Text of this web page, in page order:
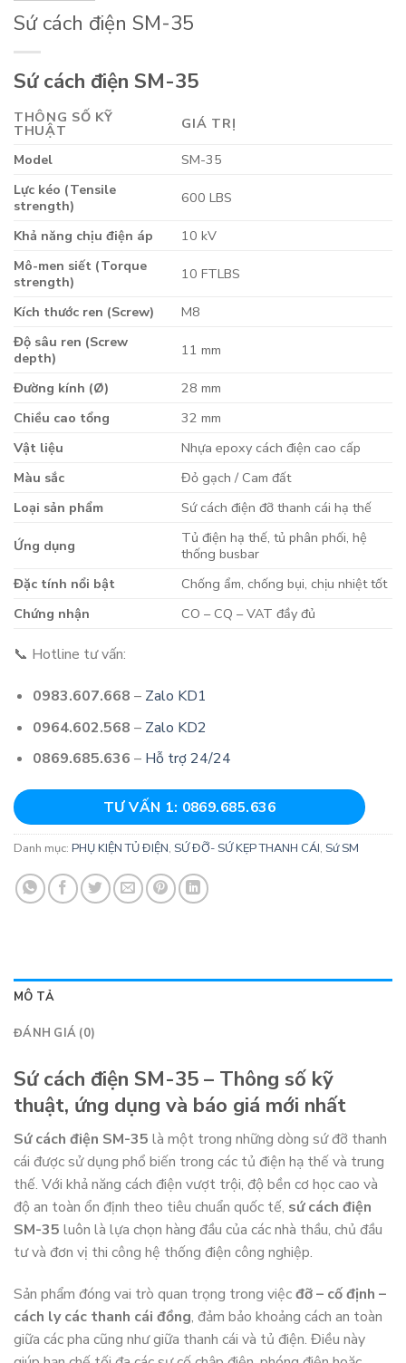
Sứ cách điện SM-35
Sứ cách điện SM-35
THÔNG SỐ KỸ
THUẬT
GIÁ TRỊ
Model
SM-35
Lực kéo (Tensile
strength)
600 LBS
Khả năng chịu điện áp
10 kV
Mô-men siết (Torque
strength)
10 FTLBS
Kích thước ren (Screw)
M8
Độ sâu ren (Screw
depth)
11 mm
Đường kính (Ø)
28 mm
Chiều cao tổng
32 mm
Vật liệu
Nhựa epoxy cách điện cao cấp
Màu sắc
Đỏ gạch / Cam đất
Loại sản phẩm
Sứ cách điện đỡ thanh cái hạ thế
Ứng dụng
Tủ điện hạ thế, tủ phân phối, hệ
thống busbar
Đặc tính nổi bật
Chống ẩm, chống bụi, chịu nhiệt tốt
Chứng nhận
CO – CQ – VAT đầy đủ
📞 Hotline tư vấn:
0983.607.668 – Zalo KD1
0964.602.568 – Zalo KD2
0869.685.636 – Hỗ trợ 24/24
TƯ VẤN 1: 0869.685.636
Danh mục: PHỤ KIỆN TỦ ĐIỆN, SỨ ĐỠ- SỨ KẸP THANH CÁI, Sứ SM
MÔ TẢ
ĐÁNH GIÁ (0)
Sứ cách điện SM-35 – Thông số kỹ
thuật, ứng dụng và báo giá mới nhất
Sứ cách điện SM-35 là một trong những dòng sứ đỡ thanh
cái được sử dụng phổ biến trong các tủ điện hạ thế và trung
thế. Với khả năng cách điện vượt trội, độ bền cơ học cao và
độ an toàn ổn định theo tiêu chuẩn quốc tế, sứ cách điện
SM-35 luôn là lựa chọn hàng đầu của các nhà thầu, chủ đầu
tư và đơn vị thi công hệ thống điện công nghiệp.
Sản phẩm đóng vai trò quan trọng trong việcđỡ – cố định –
cách ly các thanh cái đồng, đảm bảo khoảng cách an toàn
giữa các pha cũng như giữa thanh cái và tủ điện. Điều này